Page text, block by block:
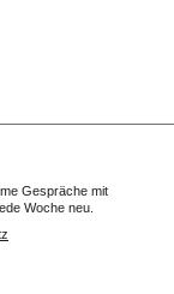
Gespräche mit
Woche neu.